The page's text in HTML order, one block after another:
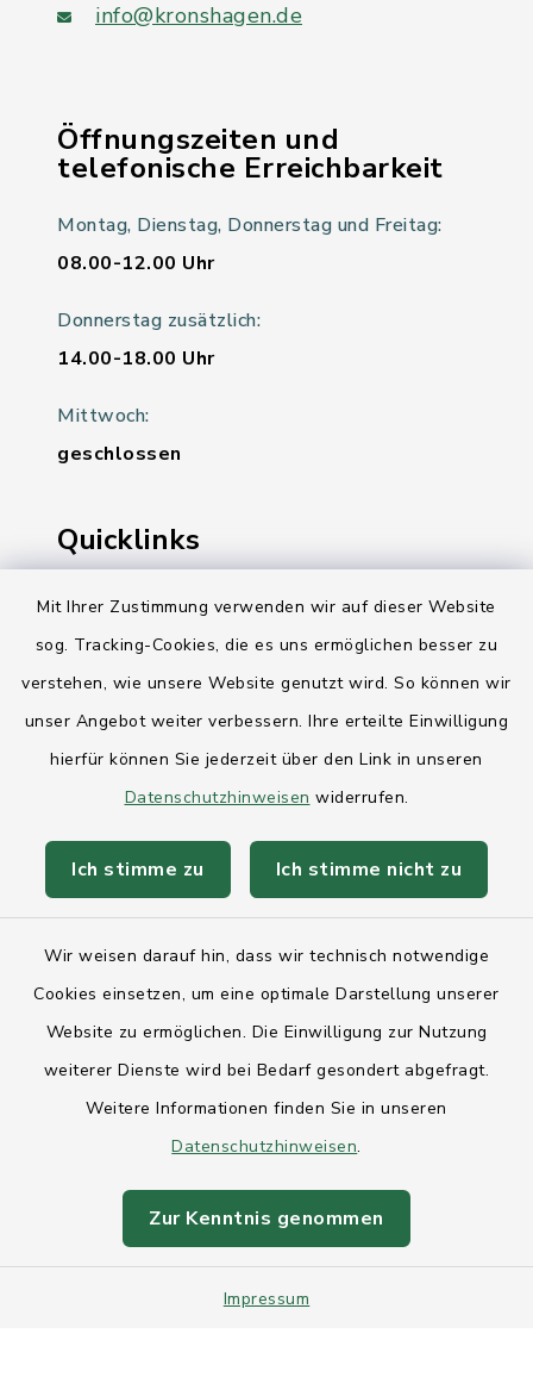
Mit Ihrer Zustimmung verwenden wir auf dieser Website
sog. Tracking-Cookies, die es uns ermöglichen besser zu
verstehen, wie unsere Website genutzt wird. So können wir
unser Angebot weiter verbessern. Ihre erteilte Einwilligung
hierfür können Sie jederzeit über den Link in unseren
Datenschutzhinweisen widerrufen.
Ich stimme zu Ich stimme nicht zu
Wir weisen darauf hin, dass wir technisch notwendige
Cookies einsetzen, um eine optimale Darstellung unserer
Website zu ermöglichen. Die Einwilligung zur Nutzung
weiterer Dienste wird bei Bedarf gesondert abgefragt.
Weitere Informationen finden Sie in unseren
Datenschutzhinweisen.
Zur Kenntnis genommen
Impressum
info@kronshagen.de
Öffnungszeiten und
telefonische Erreichbarkeit
Montag, Dienstag, Donnerstag und Freitag:
08.00-12.00 Uhr
Donnerstag zusätzlich:
14.00-18.00 Uhr
Mittwoch:
geschlossen
Quicklinks
Ihre Behördennummer 115
Landesregierung Schleswig-Holstein
AktivRegion Mittelholstein
Anfahrt
Datenschutz
Sitemap
Intranet